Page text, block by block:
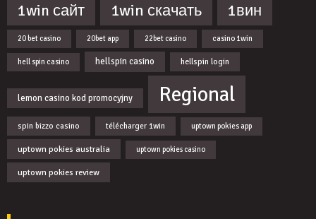
1win сайт 1win скачать 1вин
20 bet casino 20bet app 22bet casino casino 1win
hell spin casino hellspin casino hellspin login
lemon casino kod promocyjny Regional
spin bizzo casino télécharger 1win uptown pokies app
uptown pokies australia uptown pokies casino
uptown pokies review